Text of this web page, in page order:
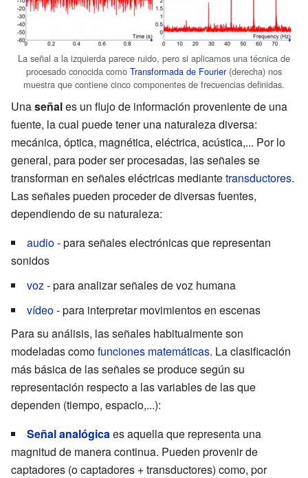
La señal a la izquierda parece ruido, pero si aplicamos una técnica de
procesado conocida como Transformada de Fourier(derecha) nos
muestra que contiene cinco componentes de frecuencias definidas.
Unaseñales un flujo de información proveniente de una
fuente, la cual puede tener una naturaleza diversa:
mecánica, óptica, magnética, eléctrica, acústica,... Por lo
general, para poder ser procesadas, las señales se
transforman en señales eléctricas mediantetransductores.
Las señales pueden proceder de diversas fuentes,
dependiendo de su naturaleza:
audio- para señales electrónicas que representan
sonidos
voz - para analizar señales de voz humana
vídeo- para interpretar movimientos en escenas
Para su análisis, las señales habitualmente son
modeladas comofunciones matemáticas. La clasificación
más básica de las señales se produce según su
representación respecto a las variables de las que
dependen (tiempo, espacio,...):
Señal analógica es aquella que representa una
magnitud de manera continua. Pueden provenir de
captadores (o captadores + transductores) como, por